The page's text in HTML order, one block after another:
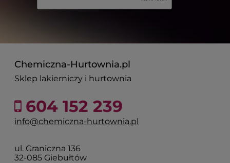
Chemiczna-Hurtownia.pl
Sklep lakierniczy i hurtownia
604 152 239
info@chemiczna-hurtownia.pl
ul. Graniczna 136
32-085 Giebułtów